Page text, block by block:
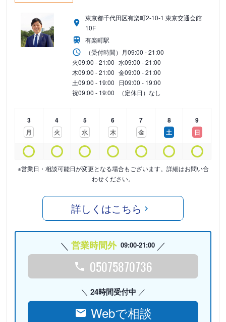
東京都千代田区有楽町2-10-1 東京交通会館
10F
有楽町駅
（受付時間） 月09:00 - 21:00
火09:00 - 21:00 水09:00 - 21:00
木09:00 - 21:00 金09:00 - 21:00
土09:00 - 19:00 日09:00 - 19:00
祝09:00 - 19:00 （定休日）なし
3
月
4
火
5
水
6
木
7
金
8
土
9
日
※営業日・相談可能日が変更となる場合もございます。詳細はお問い合
わせください。
詳しくはこちら
営業時間外 09:00-21:00
05075870736
24時間受付中
Webで相談